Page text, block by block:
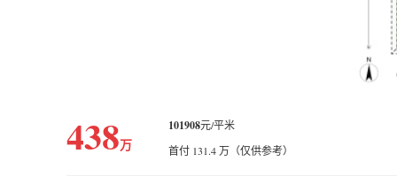
438万
101908元/平米
首付 131.4 万（仅供参考）